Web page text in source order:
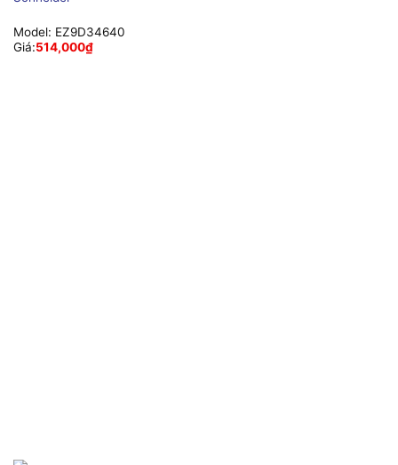
Model: EZ9D34640
Giá:514,000₫